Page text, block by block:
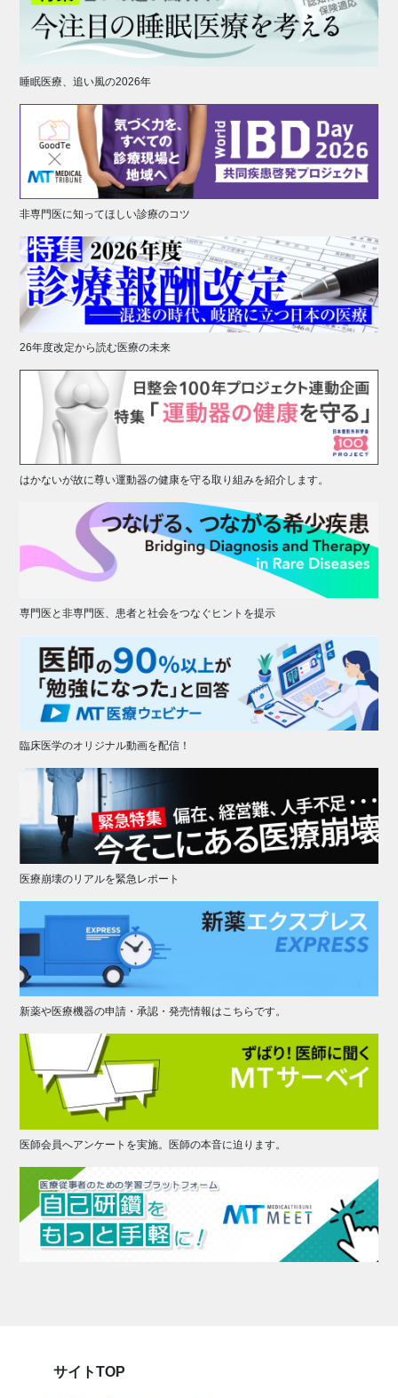
睡眠医療、追い風の2026年
非専門医に知ってほしい診療のコツ
26年度改定から読む医療の未来
はかないが故に尊い運動器の健康を守る取り組みを紹介します。
専門医と非専門医、患者と社会をつなぐヒントを提示
臨床医学のオリジナル動画を配信！
医療崩壊のリアルを緊急レポート
新薬や医療機器の申請・承認・発売情報はこちらです。
医師会員へアンケートを実施。医師の本音に迫ります。
サイトTOP